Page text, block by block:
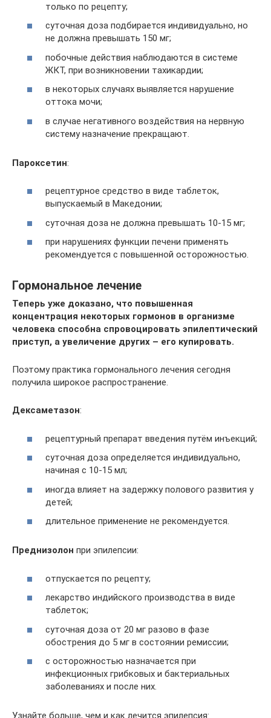
только по рецепту;
суточная доза подбирается индивидуально, но
не должна превышать 150 мг;
побочные действия наблюдаются в системе
ЖКТ, при возникновении тахикардии;
в некоторых случаях выявляется нарушение
оттока мочи;
в случае негативного воздействия на нервную
систему назначение прекращают.
Пароксетин:
рецептурное средство в виде таблеток,
выпускаемый в Македонии;
суточная доза не должна превышать 10-15 мг;
при нарушениях функции печени применять
рекомендуется с повышенной осторожностью.
Гормональное лечение
Теперь уже доказано, что повышенная
концентрация некоторых гормонов в организме
человека способна спровоцировать эпилептический
приступ, а увеличение других – его купировать.
Поэтому практика гормонального лечения сегодня
получила широкое распространение.
Дексаметазон:
рецептурный препарат введения путём инъекций;
суточная доза определяется индивидуально,
начиная с 10-15 мл;
иногда влияет на задержку полового развития у
детей;
длительное применение не рекомендуется.
Преднизолон при эпилепсии:
отпускается по рецепту;
лекарство индийского производства в виде
таблеток;
суточная доза от 20 мг разово в фазе
обострения до 5 мг в состоянии ремиссии;
с осторожностью назначается при
инфекционных грибковых и бактериальных
заболеваниях и после них.
Узнайте больше, чем и как лечится эпилепсия: